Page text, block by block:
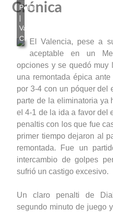
Crónica
El Valencia, pese a
aceptable en un
opciones y se quedó muy
una remontada épica
por 3-4 con un póquer del
parte de la eliminatoria ya
el 4-1 de la ida a favor del
penaltis con los que fue
primer tiempo dejaron al
remontada. Fue un
intercambio de golpes
sufrió un castigo excesivo.
Un claro penalti de
segundo minuto de juego